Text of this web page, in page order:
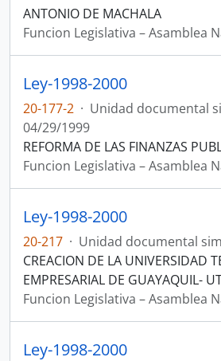
ANTONIO DE MACHALA
Funcion Legislativa – Asamblea
Ley-1998-2000
20-177-2 · Unidad documental
04/29/1999
REFORMA DE LAS FINANZAS
Funcion Legislativa – Asamblea
Ley-1998-2000
20-217 · Unidad documental
CREACION DE LA UNIVERSIDAD
EMPRESARIAL DE GUAYAQUIL-
Funcion Legislativa – Asamblea
Ley-1998-2000